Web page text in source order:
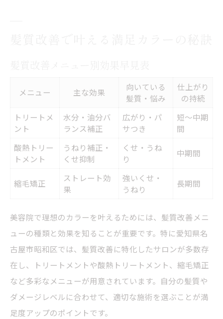
メニュー 主な効果
向いている
髪質・悩み
仕上がり
の持続
トリートメ
ント
水分・油分バ
ランス補正
広がり・パ
サつき
短～中期
間
酸熱トリー
トメント
うねり補正・
くせ抑制
くせ・うね
り
中期間
縮毛矯正
ストレート効
果
強いくせ・
うねり
長期間
美容院で理想のカラーを叶えるためには、髪質改善メニ
ューの種類と効果を知ることが重要です。特に愛知県名
古屋市昭和区では、髪質改善に特化したサロンが多数存
在し、トリートメントや酸熱トリートメント、縮毛矯正
など多彩なメニューが用意されています。自分の髪質や
ダメージレベルに合わせて、適切な施術を選ぶことが満
足度アップのポイントです。